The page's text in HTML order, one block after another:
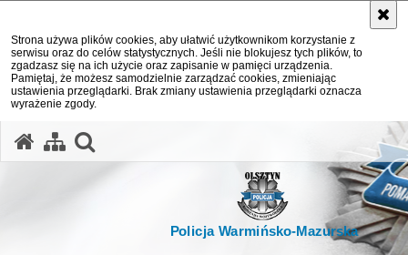
Strona używa plików cookies, aby ułatwić użytkownikom korzystanie z
serwisu oraz do celów statystycznych. Jeśli nie blokujesz tych plików, to
zgadzasz się na ich użycie oraz zapisanie w pamięci urządzenia.
Pamiętaj, że możesz samodzielnie zarządzać cookies, zmieniając
ustawienia przeglądarki. Brak zmiany ustawienia przeglądarki oznacza
wyrażenie zgody.
Policja Warmińsko-Mazurska